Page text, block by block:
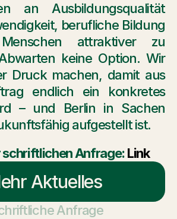
an Ausbildungsqualität
berufliche Bildung
attraktiver zu
keine Option. Wir
Druck machen, damit aus
endlich ein konkretes
– und Berlin in Sachen
aufgestellt ist.
schriftlichen Anfrage: Link
Aktuelles
Anfrage